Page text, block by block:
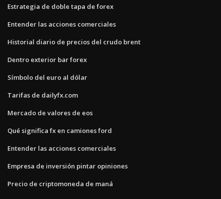
Estrategia de doble tapa de forex
Entender las acciones comerciales
Historial diario de precios del crudo brent
Dentro exterior bar forex
Símbolo del euro al dólar
Tarifas de dailyfx.com
Mercado de valores de eos
Qué significa fx en camiones ford
Entender las acciones comerciales
Empresa de inversión pintar opiniones
Precio de criptomoneda de maná